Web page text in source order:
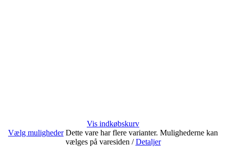
Vis indkøbskurv
Vælg muligheder Dette vare har flere varianter. Mulighederne kan
vælges på varesiden / Detaljer